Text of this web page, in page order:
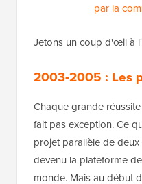
par la
Jetons un coup d'œil à
2003-2005 : Les
Chaque grande
fait pas exception. Ce
projet parallèle de
devenu la plateforme
monde. Mais au début